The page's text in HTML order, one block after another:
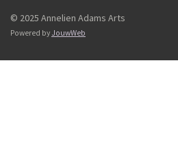
© 2025 Annelien Adams Arts
Powered by JouwWeb